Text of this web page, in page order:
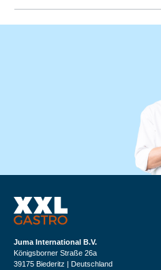
Juma International B.V.
Königsborner Straße 26a
39175 Biederitz | Deutschland